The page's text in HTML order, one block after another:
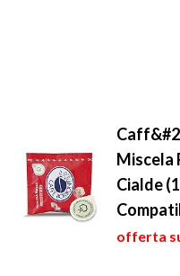
Miscela
Cialde
offerta